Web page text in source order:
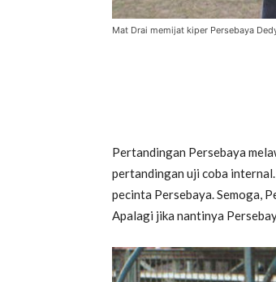
Mat Drai memijat kiper Persebaya
Pertandingan Persebaya
pertandingan uji coba
pecinta Persebaya. Semoga,
Apalagi jika nantinya